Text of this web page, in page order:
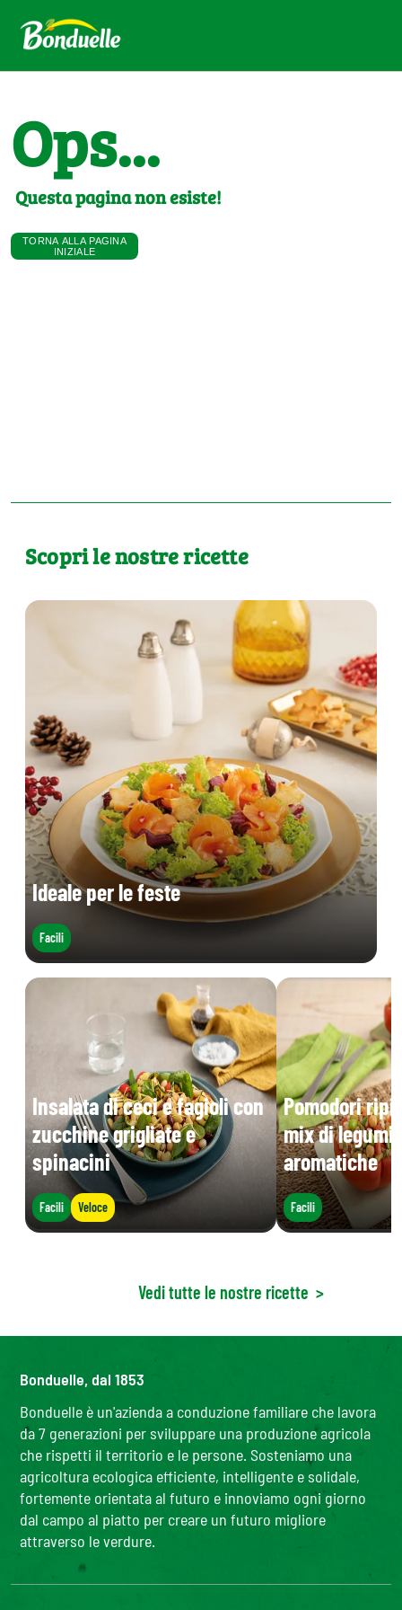
Ops...
Questa pagina non esiste!
TORNA ALLA PAGINA
INIZIALE
Scopri le nostre ricette
Ideale per le feste
Facili
Insalata di ceci e fagioli con
zucchine grigliate e
spinacini
Facili Veloce
Pomodori
mix di legumi
aromatiche
Facili
Vedi tutte le nostre ricette >
Bonduelle, dal 1853
Bonduelle è un'azienda a conduzione familiare che lavora
da 7 generazioni per sviluppare una produzione agricola
che rispetti il territorio e le persone. Sosteniamo una
agricoltura ecologica efficiente, intelligente e solidale,
fortemente orientata al futuro e innoviamo ogni giorno
dal campo al piatto per creare un futuro migliore
attraverso le verdure.